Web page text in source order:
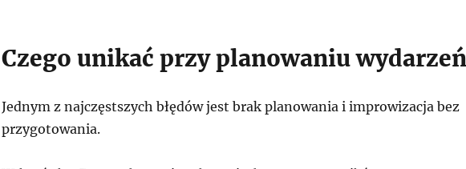
Czego unikać przy planowaniu wydarzeń
Jednym z najczęstszych błędów jest brak planowania i improwizacja bez
przygotowania.